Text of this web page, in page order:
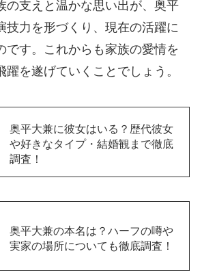
の支えと温かな思い出が、奥平
技力を形づくり、現在の活躍に
です。これからも家族の愛情を
躍を遂げていくことでしょう。
奥平大兼に彼女はいる？歴代彼女
や好きなタイプ・結婚観まで徹底
調査！
奥平大兼の本名は？ハーフの噂や
実家の場所についても徹底調査！